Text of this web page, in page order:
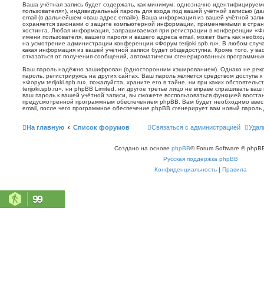
Ваша учётная запись будет содержать, как минимум, однозначно
пользователя»), индивидуальный пароль для входа под вашей учётной записью
email (в дальнейшем «ваш адрес email»). Ваша информация из вашей учётной
охраняется законами о защите компьютерной информации, применяемыми в
хостинга. Любая информация, запрашиваемая при регистрации в конференции
имени пользователя, вашего пароля и вашего адреса email, может быть как
на усмотрение администрации конференции «Форум terijoki.spb.ru». В любом
какая информация из вашей учётной записи будет общедоступна. Кроме того, у
отказаться от получения сообщений, автоматически сгенерированных
Ваш пароль надёжно зашифрован (односторонним хэшированием). Однако не
пароль, регистрируясь на других сайтах. Ваш пароль является средством
«Форум terijoki.spb.ru», пожалуйста, храните его в тайне, ни при каких
terijoki.spb.ru», ни phpBB Limited, ни другое третье лицо не вправе спрашивать
ваш пароль к вашей учётной записи, вы сможете воспользоваться функцией
предусмотренной программным обеспечением phpBB. Вам будет необходимо
email, после чего программное обеспечение phpBB сгенерирует вам новый
На главную Список форумов Связаться с администрацией
Создано на основе phpBB® Forum Software ©
Русская поддержка phpBB
Конфиденциальность | Правила
99